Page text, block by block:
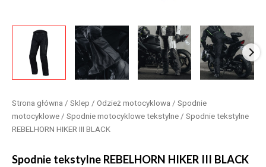
Strona główna / Sklep / Odzież motocyklowa / Spodnie
motocyklowe / Spodnie motocyklowe tekstylne / Spodnie tekstylne
REBELHORN HIKER III BLACK
Spodnie tekstylne REBELHORN HIKER III BLACK